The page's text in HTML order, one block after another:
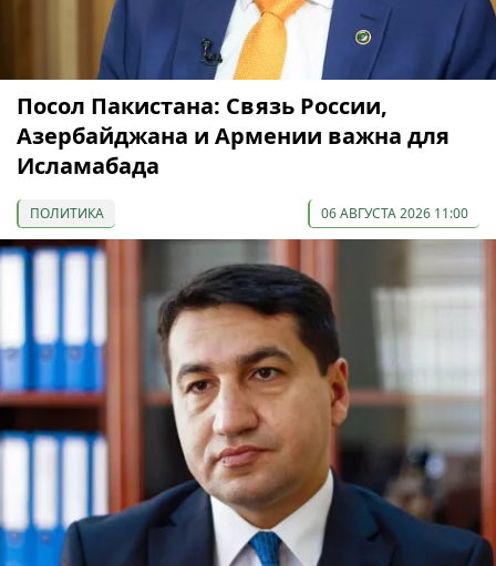
Посол Пакистана: Связь России,
Азербайджана и Армении важна для
Исламабада
ПОЛИТИКА 06 АВГУСТА 2026 11:00